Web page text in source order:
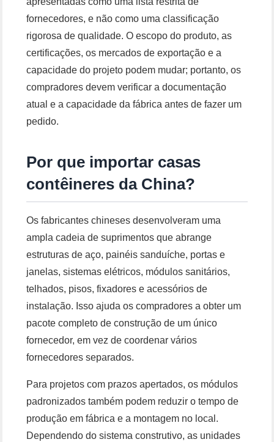
fornecedores, e não como uma classificação
rigorosa de qualidade. O escopo do produto, as
certificações, os mercados de exportação e a
capacidade do projeto podem mudar; portanto, os
compradores devem verificar a documentação
atual e a capacidade da fábrica antes de fazer um
pedido.
Por que importar casas
contêineres da China?
Os fabricantes chineses desenvolveram uma
ampla cadeia de suprimentos que abrange
estruturas de aço, painéis sanduíche, portas e
janelas, sistemas elétricos, módulos sanitários,
telhados, pisos, fixadores e acessórios de
instalação. Isso ajuda os compradores a obter um
pacote completo de construção de um único
fornecedor, em vez de coordenar vários
fornecedores separados.
Para projetos com prazos apertados, os módulos
padronizados também podem reduzir o tempo de
produção em fábrica e a montagem no local.
Dependendo do sistema construtivo, as unidades